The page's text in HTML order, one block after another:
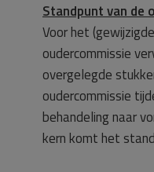
Standpunt van de
Voor het
oudercommissie
overgelegde
oudercommissie
behandeling naar
kern komt het